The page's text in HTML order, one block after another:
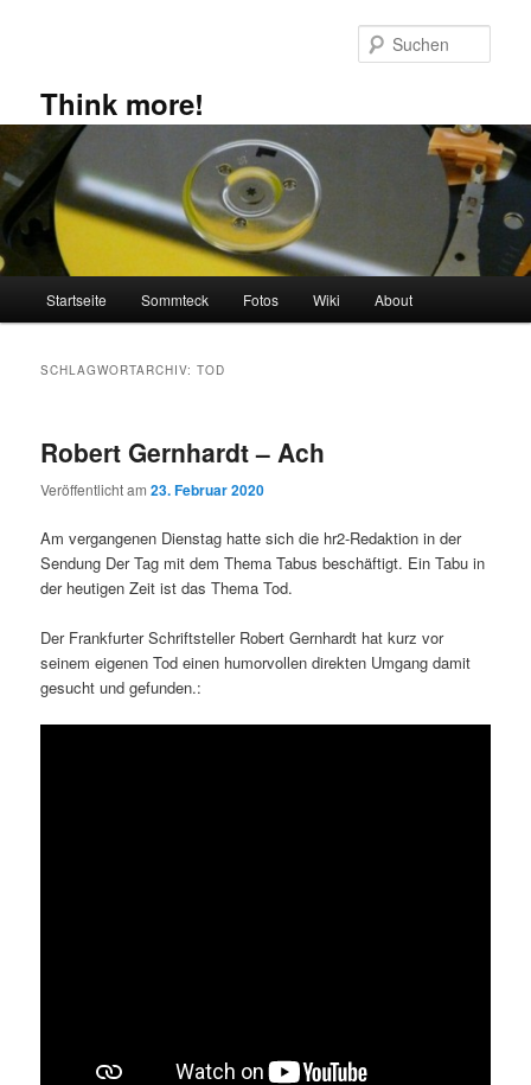
Think more!
Startseite Sommteck Fotos Wiki About
SCHLAGWORTARCHIV:TOD
Robert Gernhardt – Ach
Veröffentlicht am23. Februar 2020
Am vergangenen Dienstag hatte sich die hr2-Redaktion in der
Sendung Der Tag mit dem Thema Tabus beschäftigt. Ein Tabu in
der heutigen Zeit ist das Thema Tod.
Der Frankfurter Schriftsteller Robert Gernhardt hat kurz vor
seinem eigenen Tod einen humorvollen direkten Umgang damit
gesucht und gefunden.: